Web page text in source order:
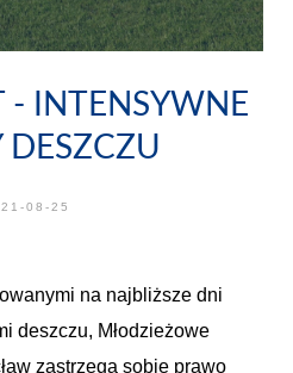
INTENSYWNE
DESZCZU
08-25
na najbliższe dni
deszczu, Młodzieżowe
zastrzega sobie prawo